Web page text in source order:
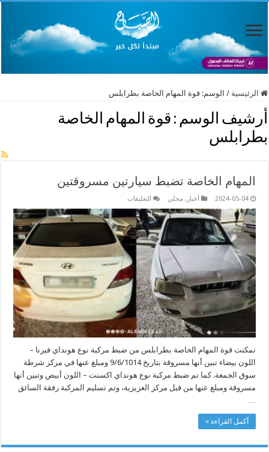
الرئيسية / الوسم:قوة المهام الخاصة بطرابلس
أرشيف الوسم : قوة المهام الخاصة
بطرابلس
المهام الخاصة تضبط سيارتين مسروقتين
2024-05-04 أخبار , محلي التعليقات
الخاصة
تضبط
سيارتين
مسروقتين
مغلقة
تمكنت قوة المهام الخاصة بطرابلس من ضبط مركبة نوع هونداي فيرنا –
اللون بيضاء تبين أنها مسروقة بتاريخ 9/6/1014 ومبلغ عنها في مركز شرطة
سوق الجمعة. كما تم ضبط مركبة نوع هونداي اكسنت – اللون أبيض وتبين أنها
مسروقة ومبلغ عنها من قبل مركز العزيزية، وتم تسليم المركبة رفقة السائق
…
أكمل القراءة »